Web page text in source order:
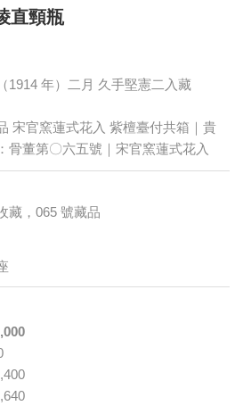
直頸瓶
1914 年）二月 久手堅憲二入藏
宋官窯蓮式花入 紫檀臺付共箱｜貴
骨董第〇六五號｜宋官窯蓮式花入
藏，065 號藏品